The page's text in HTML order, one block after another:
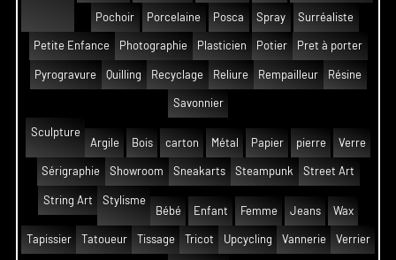
Pochoir Porcelaine Posca Spray Surréaliste
Petite Enfance Photographie Plasticien Potier Pret à porter
Pyrogravure Quilling Recyclage Reliure Rempailleur Résine
Savonnier
Sculpture
Argile
Bois carton Métal Papier pierre Verre
Sérigraphie Showroom Sneakarts Steampunk Street Art
String Art
Stylisme
Bébé
Enfant Femme Jeans Wax
Tapissier Tatoueur Tissage Tricot Upcycling Vannerie Verrier